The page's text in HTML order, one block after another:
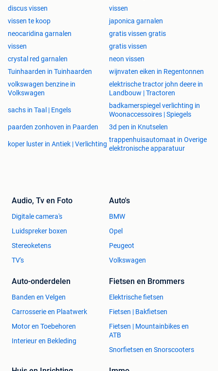
discus vissen
vissen
vissen te koop
japonica garnalen
neocaridina garnalen
gratis vissen gratis
vissen
gratis vissen
crystal red garnalen
neon vissen
Tuinhaarden in Tuinhaarden
wijnvaten eiken in Regentonnen
volkswagen benzine in
Volkswagen
elektrische tractor john deere in
Landbouw | Tractoren
sachs in Taal | Engels
badkamerspiegel verlichting in
Woonaccessoires | Spiegels
paarden zonhoven in Paarden
3d pen in Knutselen
koper luster in Antiek | Verlichting
trappenhuisautomaat in Overige
elektronische apparatuur
Audio, Tv en Foto
Digitale camera's
Luidspreker boxen
Stereoketens
TV's
Auto's
BMW
Opel
Peugeot
Volkswagen
Auto-onderdelen
Banden en Velgen
Carrosserie en Plaatwerk
Motor en Toebehoren
Interieur en Bekleding
Fietsen en Brommers
Elektrische fietsen
Fietsen | Bakfietsen
Fietsen | Mountainbikes en
ATB
Snorfietsen en Snorscooters